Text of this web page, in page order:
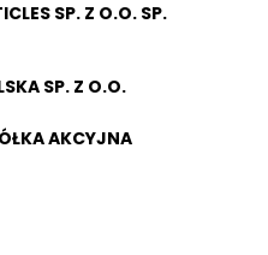
SP. Z O.O. SP.
SP. Z O.O.
AKCYJNA